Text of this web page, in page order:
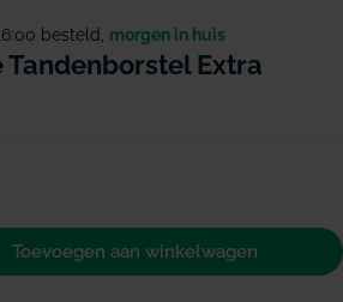
besteld, morgen in huis
Tandenborstel Extra
voor Elmex Sensitive
verhogen voor Elmex
Toevoegen aan winkelwagen